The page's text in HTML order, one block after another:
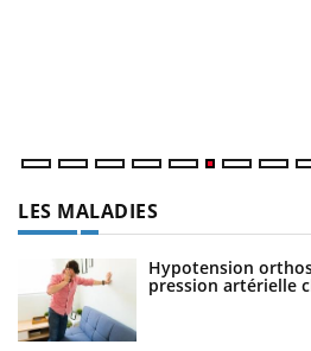
LES MALADIES
Hypotension
pression artérielle